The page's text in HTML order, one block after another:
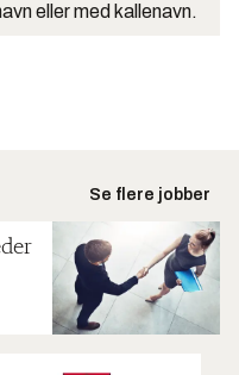
eller med kallenavn.
Se flere jobber